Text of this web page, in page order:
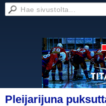
Pleijarijuna